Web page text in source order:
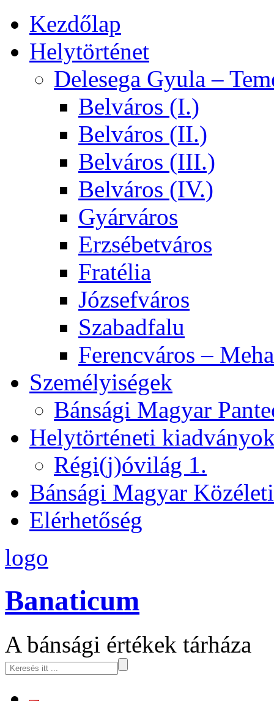
Kezdőlap
Helytörténet
Delesega Gyula –
Belváros (I.)
Belváros (II.)
Belváros (III.)
Belváros (IV.)
Gyárváros
Erzsébetváros
Fratélia
Józsefváros
Szabadfalu
Ferencváros –
Személyiségek
Bánsági Magyar
Helytörténeti
Régi(j)óvilág 1.
Bánsági Magyar
Elérhetőség
logo
Banaticum
A bánsági értékek tárháza